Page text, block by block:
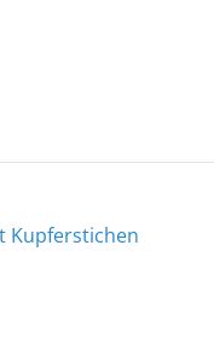
Kupferstichen